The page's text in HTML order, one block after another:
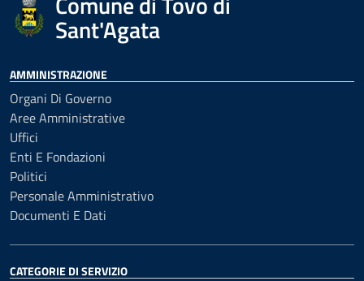
Sant'Agata
AMMINISTRAZIONE
Organi Di Governo
Aree Amministrative
Uffici
Enti E Fondazioni
Politici
Personale Amministrativo
Documenti E Dati
CATEGORIE DI SERVIZIO